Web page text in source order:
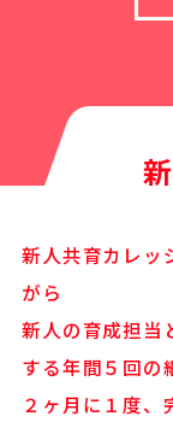
新人共育カレッ
がら
新人の育成担当
する年間５回の
２ヶ月に１度